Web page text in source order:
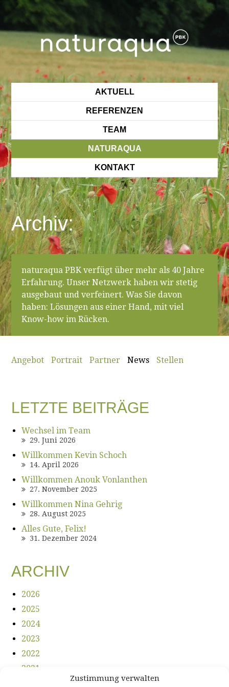
Zustimmung verwalten
AKTUELL
REFERENZEN
TEAM
NATURAQUA
KONTAKT
Archiv:
naturaqua PBK verfügt über mehr als 40 Jahre
Erfahrung. Unser Netzwerk haben wir stetig
ausgebaut und verfeinert. Was Sie davon
haben: Lösungen aus einer Hand, mit viel
Know-how im Rücken.
Angebot Portrait Partner News Stellen
LETZTE BEITRÄGE
Wechsel im Team
29. Juni 2026
Willkommen Kevin Schoch
14. April 2026
Willkommen Anouk Vonlanthen
27. November 2025
Willkommen Nina Gehrig
28. August 2025
Alles Gute, Felix!
31. Dezember 2024
ARCHIV
2026
2025
2024
2023
2022
2021